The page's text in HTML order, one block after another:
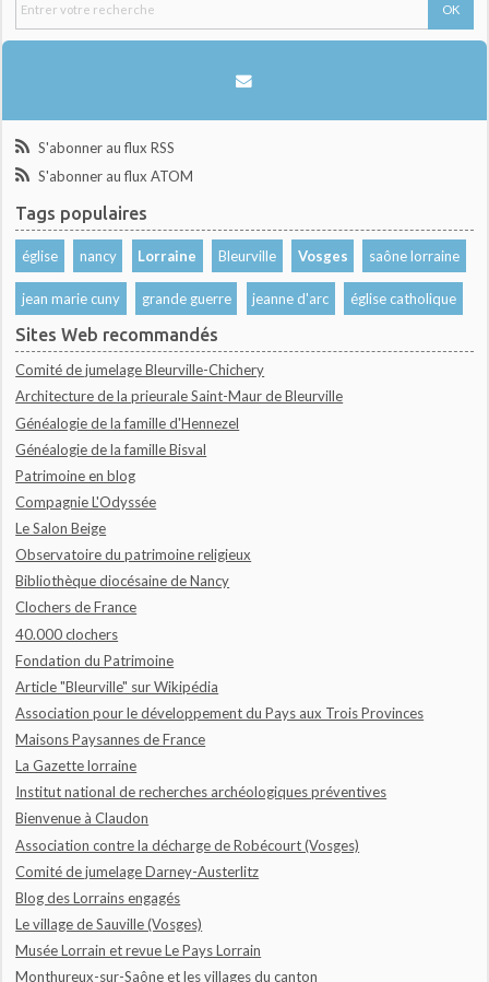
S'abonner au flux RSS
S'abonner au flux ATOM
Tags populaires
église nancy Lorraine Bleurville Vosges saône lorraine
jean marie cuny grande guerre jeanne d'arc église catholique
Sites Web recommandés
Comité de jumelage Bleurville-Chichery
Architecture de la prieurale Saint-Maur de Bleurville
Généalogie de la famille d'Hennezel
Généalogie de la famille Bisval
Patrimoine en blog
Compagnie L'Odyssée
Le Salon Beige
Observatoire du patrimoine religieux
Bibliothèque diocésaine de Nancy
Clochers de France
40.000 clochers
Fondation du Patrimoine
Article "Bleurville" sur Wikipédia
Association pour le développement du Pays aux Trois Provinces
Maisons Paysannes de France
La Gazette lorraine
Institut national de recherches archéologiques préventives
Bienvenue à Claudon
Association contre la décharge de Robécourt (Vosges)
Comité de jumelage Darney-Austerlitz
Blog des Lorrains engagés
Le village de Sauville (Vosges)
Musée Lorrain et revue Le Pays Lorrain
Monthureux-sur-Saône et les villages du canton